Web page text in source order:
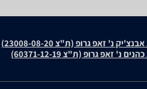
נ' זאפ גרופ (ת"צ 23008-08-20)
נ' זאפ גרופ (ת"צ 60371-12-19)